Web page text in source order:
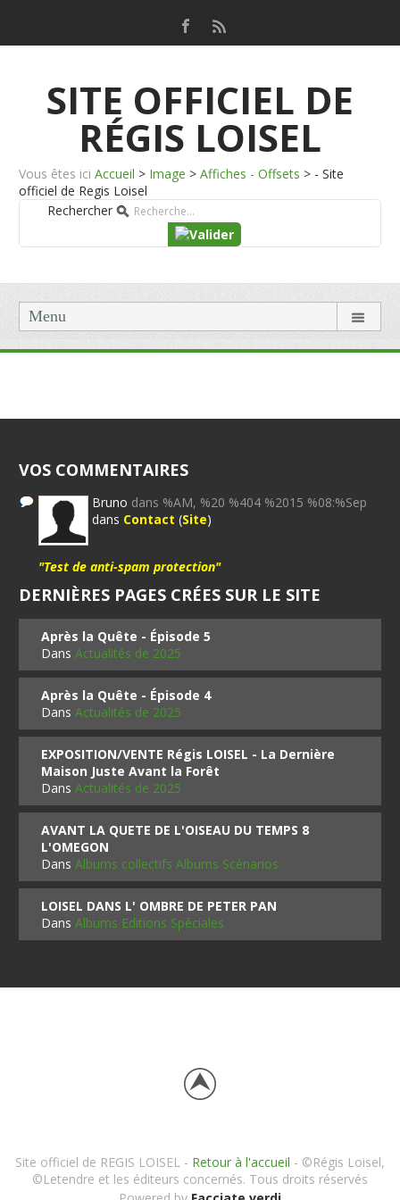
SITE OFFICIEL DE
RÉGIS LOISEL
Vous êtes ici Accueil > Image > Affiches - Offsets > - Site
officiel de Regis Loisel
Rechercher
Menu
VOS COMMENTAIRES
Bruno dans %AM, %20 %404 %2015 %08:%Sep
dans Contact (Site)
"Test de anti-spam protection"
DERNIÈRES PAGES CRÉES SUR LE SITE
Après la Quête - Épisode 5
DansActualités de 2025
Après la Quête - Épisode 4
DansActualités de 2025
EXPOSITION/VENTE Régis LOISEL - La Dernière
Maison Juste Avant la Forêt
DansActualités de 2025
AVANT LA QUETE DE L'OISEAU DU TEMPS 8
L'OMEGON
DansAlbums collectifs Albums Scénarios
LOISEL DANS L' OMBRE DE PETER PAN
DansAlbums Editions Spéciales
Site officiel de REGIS LOISEL - Retour à l'accueil - ©Régis Loisel,
©Letendre et les éditeurs concernés. Tous droits réservés